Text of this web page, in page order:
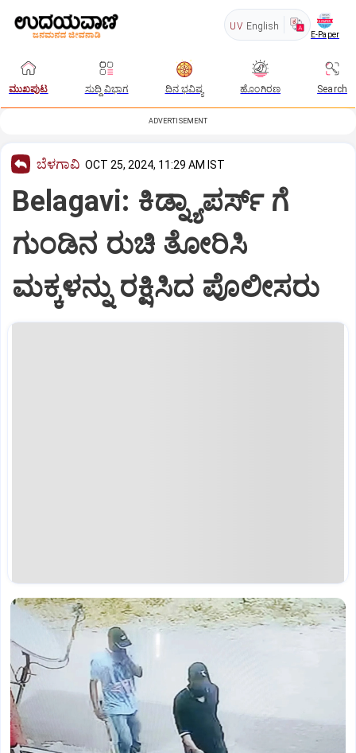
UV English
E-Paper
ಮುಖಪುಟ ಸುದ್ದಿ ವಿಭಾಗ ದಿನ ಭವಿಷ್ಯ ಹೊಂಗಿರಣ Search
ADVERTISEMENT
ಬೆಳಗಾವಿ OCT 25, 2024, 11:29 AM IST
Belagavi: ಕಿಡ್ನ್ಯಾಪರ್ಸ್‌ ಗೆ
ಗುಂಡಿನ ರುಚಿ ತೋರಿಸಿ
ಮಕ್ಕಳನ್ನು ರಕ್ಷಿಸಿದ ಪೊಲೀಸರು